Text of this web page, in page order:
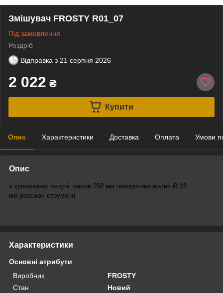
Змішувач FROSTY R01_07
Під замовлення
Роздріб
Відправка з 21 серпня 2026
2 022 ₴
Купити
Опис Характеристики Доставка Оплата Умови
Опис
з хромованої латуні, вилив 250 мм поворотний вилив Ø 18
мм розсікач струменя
Характеристики
Основні атрибути
Виробник
FROSTY
Стан
Новий